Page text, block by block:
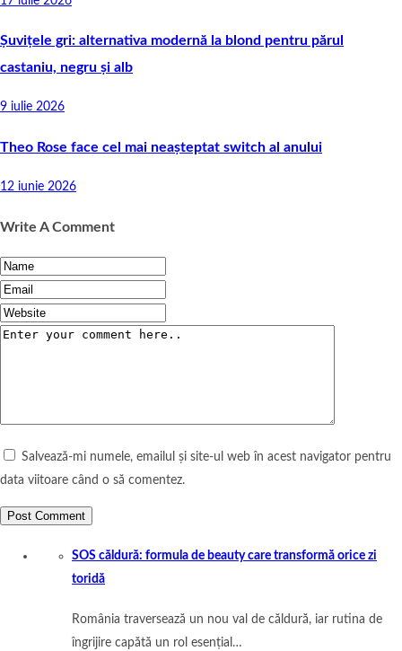
Șuvițele gri: alternativa modernă la blond pentru părul
castaniu, negru și alb
9 iulie 2026
Theo Rose face cel mai neașteptat switch al anului
12 iunie 2026
Write A Comment
Salvează-mi numele, emailul și site-ul web în acest navigator pentru
data viitoare când o să comentez.
SOS căldură: formula de beauty care transformă orice zi
toridă
România traversează un nou val de căldură, iar rutina de
îngrijire capătă un rol esențial…